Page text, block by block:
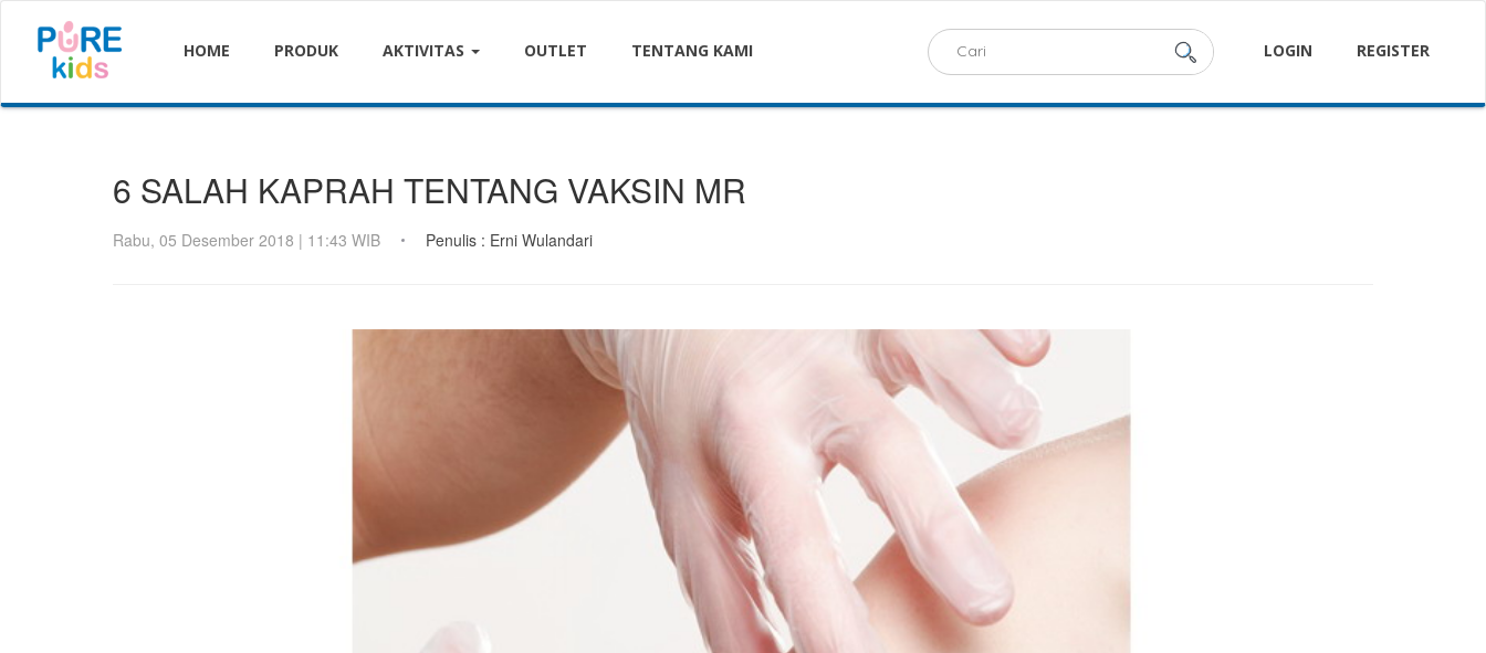
HOME PRODUK AKTIVITAS OUTLET TENTANG KAMI LOGIN REGISTER
6 SALAH KAPRAH TENTANG VAKSIN MR
Rabu, 05 Desember 2018 | 11:43 WIB Penulis : Erni Wulandari